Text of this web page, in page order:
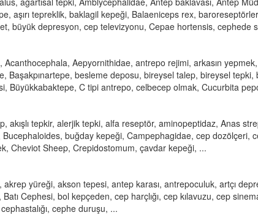
aşırı tepreklik, baklagil kepeği, Balaeniceps rex,
büyük depresyon, cep televizyonu, Cepae hortensis, cephede
Acanthocephala, Aepyornithidae, antrepo rejimi, arkasın
Başakpınartepe, besleme deposu, bireysel talep, bireysel
Büyükkabaktepe, C tipi antrepo, celbecep olmak, Cucurbita
akışlı tepkir, alerjik tepki, alfa reseptör, aminopeptidaz, Anas
Bucephaloides, buğday kepeği, Campephagidae, cep dozölçeri,
Cheviot Sheep, Crepidostomum, çavdar kepeği, ...
akrep yüreği, akson tepesi, antep karası, antrepoculuk, artçı
Batı Cephesi, bol kepçeden, cep harçlığı, cep kılavuzu, cep
cephe duruşu, ...